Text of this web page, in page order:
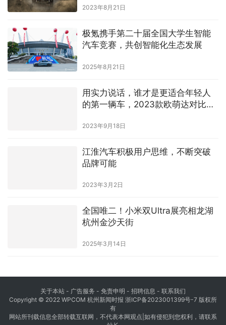
2023年8月21日
极氪携手第二十届全国大学生智能
汽车竞赛，共创智能化生态发展
2025年8月21日
用实力说话，谁才是更适合年轻人
的第一辆车，2023款欧萌达对比
2023年9月18日
江淮汽车积极用户思维，不断突破
品牌可能
2023年3月2日
全国唯二！小米双Ultra展亮相龙湖
杭州金沙天街
2025年3月14日
关于本站 - 广告服务 - 免责申明 - 招聘信息 - 联系我们
Copyright © 2022 WPCOM 杭州新闻时报 浙ICP备2023001399号-7 版权所
有
网站所刊载信息全部转载互联网，不代表本网观点|如有侵犯到您权利，请联系